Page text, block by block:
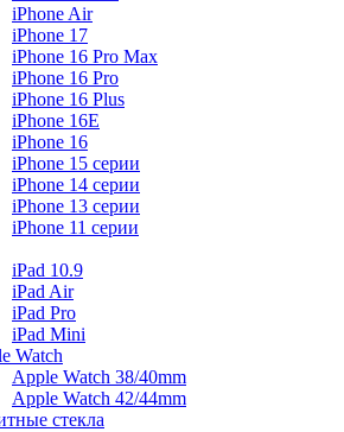
iPhone Air
iPhone 17
iPhone 16 Pro Max
iPhone 16 Pro
iPhone 16 Plus
iPhone 16E
iPhone 16
iPhone 15 серии
iPhone 14 серии
iPhone 13 серии
iPhone 11 серии
iPad 10.9
iPad Air
iPad Pro
iPad Mini
Watch
Apple Watch 38/40mm
Apple Watch 42/44mm
стекла